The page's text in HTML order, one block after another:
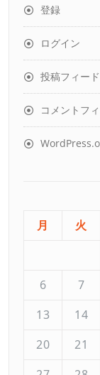
登録
ログイン
投稿フィード
コメントフ
月 火
6
7
13
14
20
21